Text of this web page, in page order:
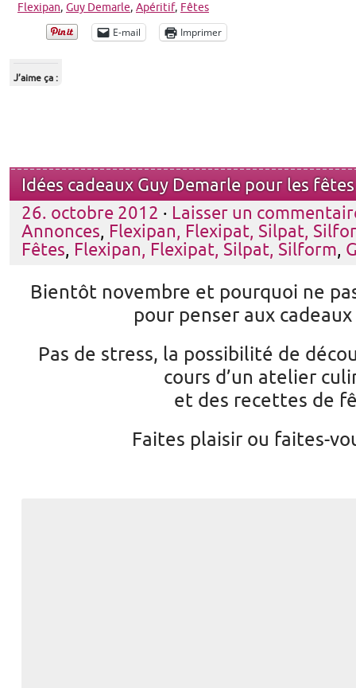
Flexipan, Guy Demarle, Apéritif, Fêtes
E-mail Imprimer
J’aime ça :
Idées cadeaux Guy Demarle pour les fêtes
26. octobre 2012 · Laisser un
Annonces, Flexipan, Flexipat, Silpat,
Fêtes, Flexipan, Flexipat, Silpat, Silform,
Bientôt novembre et pourquoi ne
pour penser aux
Pas de stress, la possibilité de
cours d’un atelier
et des recettes de
Faites plaisir ou faites-